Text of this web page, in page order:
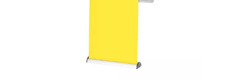
ÉCO-RESPONSABLE